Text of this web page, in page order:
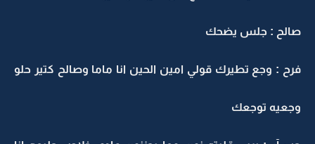
صالح : جلس يضحك
فرح : وجع تطيرك قولي امين الحين انا ماما وصالح كتير حلو
وجعيه توجعك